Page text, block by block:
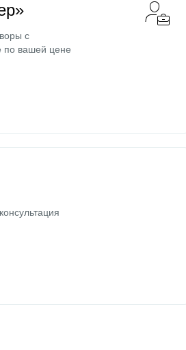
с
по вашей цене